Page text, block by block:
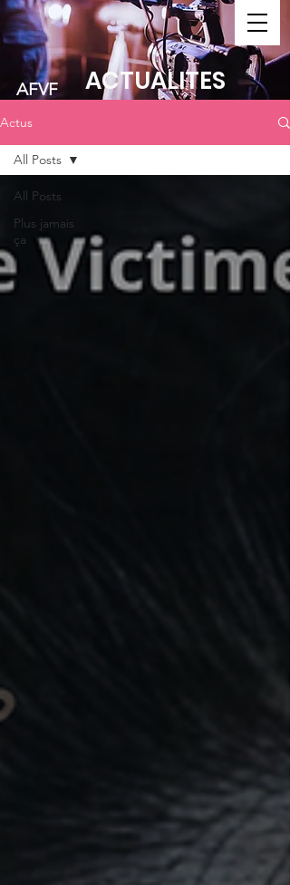
AFVF ACTUALITES
Actus
All Posts
Plus jamais
ça
All Posts